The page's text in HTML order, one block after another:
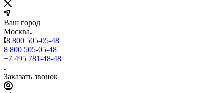
Ваш город
Москва
8 800 505-05-48
8 800 505-05-48
+7 495 781-48-48
Заказать звонок